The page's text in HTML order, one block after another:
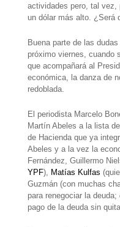
actividades pero, tal vez,
un dólar más alto. ¿Será
Buena parte de las
próximo viernes, cuando
que acompañará al
económica, la danza de
redoblada.
El periodista Marcelo
Martín Abeles a la lista
de Hacienda que ya
Abeles y a la vez la
Fernández, Guillermo
YPF), Matías Kulfas
Guzmán (con muchas
para renegociar la
pago de la deuda sin